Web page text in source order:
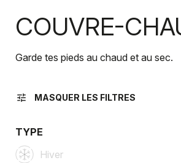
COUVRE-
Garde tes pieds au chaud et au sec.
tune MASQUER LES FILTRES
TYPE
Hiver